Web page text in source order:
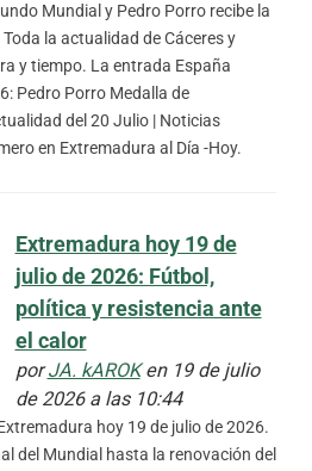
Mundial y Pedro Porro recibe la
la actualidad de Cáceres y
y tiempo. La entrada España
Pedro Porro Medalla de
del 20 Julio | Noticias
en Extremadura al Día -Hoy.
Extremadura hoy 19 de
julio de 2026: Fútbol,
política y resistencia ante
el calor
porJA. kAROKen 19 de julio
de 2026 a las 10:44
hoy 19 de julio de 2026.
del Mundial hasta la renovación del